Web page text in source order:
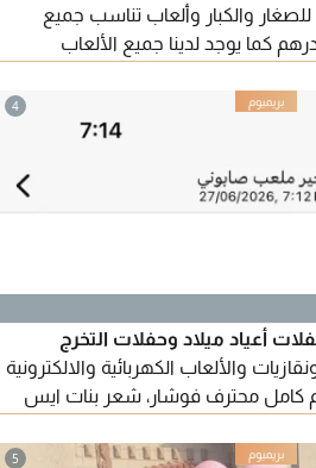
للصغار والكبار وألعاب تناسب جميع
وباكج يبدأ من 1500 درهم كما يوجد لدينا جميع الألعاب
الكهربائي
4
أعياد ميلاد وحفلات التخرج
والألعاب الكهربائية والالكترونية
كامل محترف فوشار، شعر بنات ايس
5